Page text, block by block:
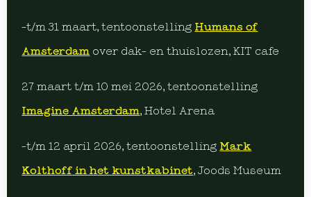
-t/m 31 maart, tentoonstelling Humans of
Amsterdam over dak- en thuislozen, KIT cafe
27 maart t/m 10 mei 2026, tentoonstelling
Imagine Amsterdam, Hotel Arena
-t/m 12 april 2026, tentoonstelling Mark
Kolthoff in het kunstkabinet, Joods Museum